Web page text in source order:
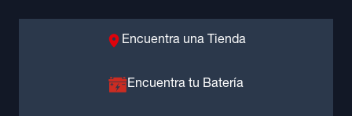
Encuentra una Tienda
Encuentra tu Batería